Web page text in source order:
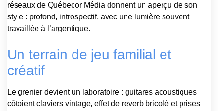
réseaux de Québecor Média donnent un aperçu de son
style : profond, introspectif, avec une lumière souvent
travaillée à l’argentique.
Un terrain de jeu familial et
créatif
Le grenier devient un laboratoire : guitares acoustiques
côtoient claviers vintage, effet de reverb bricolé et prises